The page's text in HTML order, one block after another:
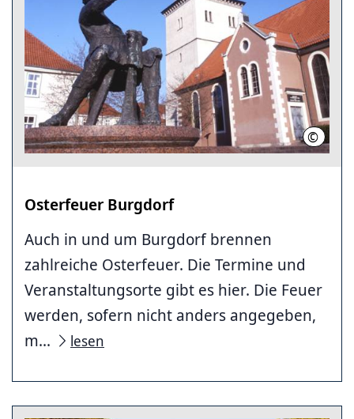
©
Osterfeuer Burgdorf
Auch in und um Burgdorf brennen
zahlreiche Osterfeuer. Die Termine und
Veranstaltungsorte gibt es hier. Die Feuer
werden, sofern nicht anders angegeben,
m...
lesen